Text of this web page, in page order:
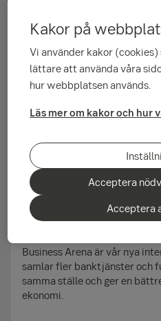
Mobilt BankID för
Internetbanken företag
Internetbanken företag är en
är vår digitala helhets­lösning
Business Arena är vår nya
samlar fler banktjänster och
samma ställe och ger en
ekonomi.
Kakor på
Vi använder kakor
lättare att använda våra
hur webbplatsen används.
Läs mer om kakor och hur
Acceptera
Acceptera